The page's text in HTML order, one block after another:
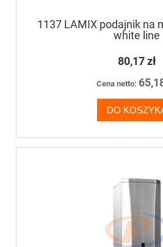
1137 LAMIX podajnik na
white line
80,17 zł
Cena netto:
DO